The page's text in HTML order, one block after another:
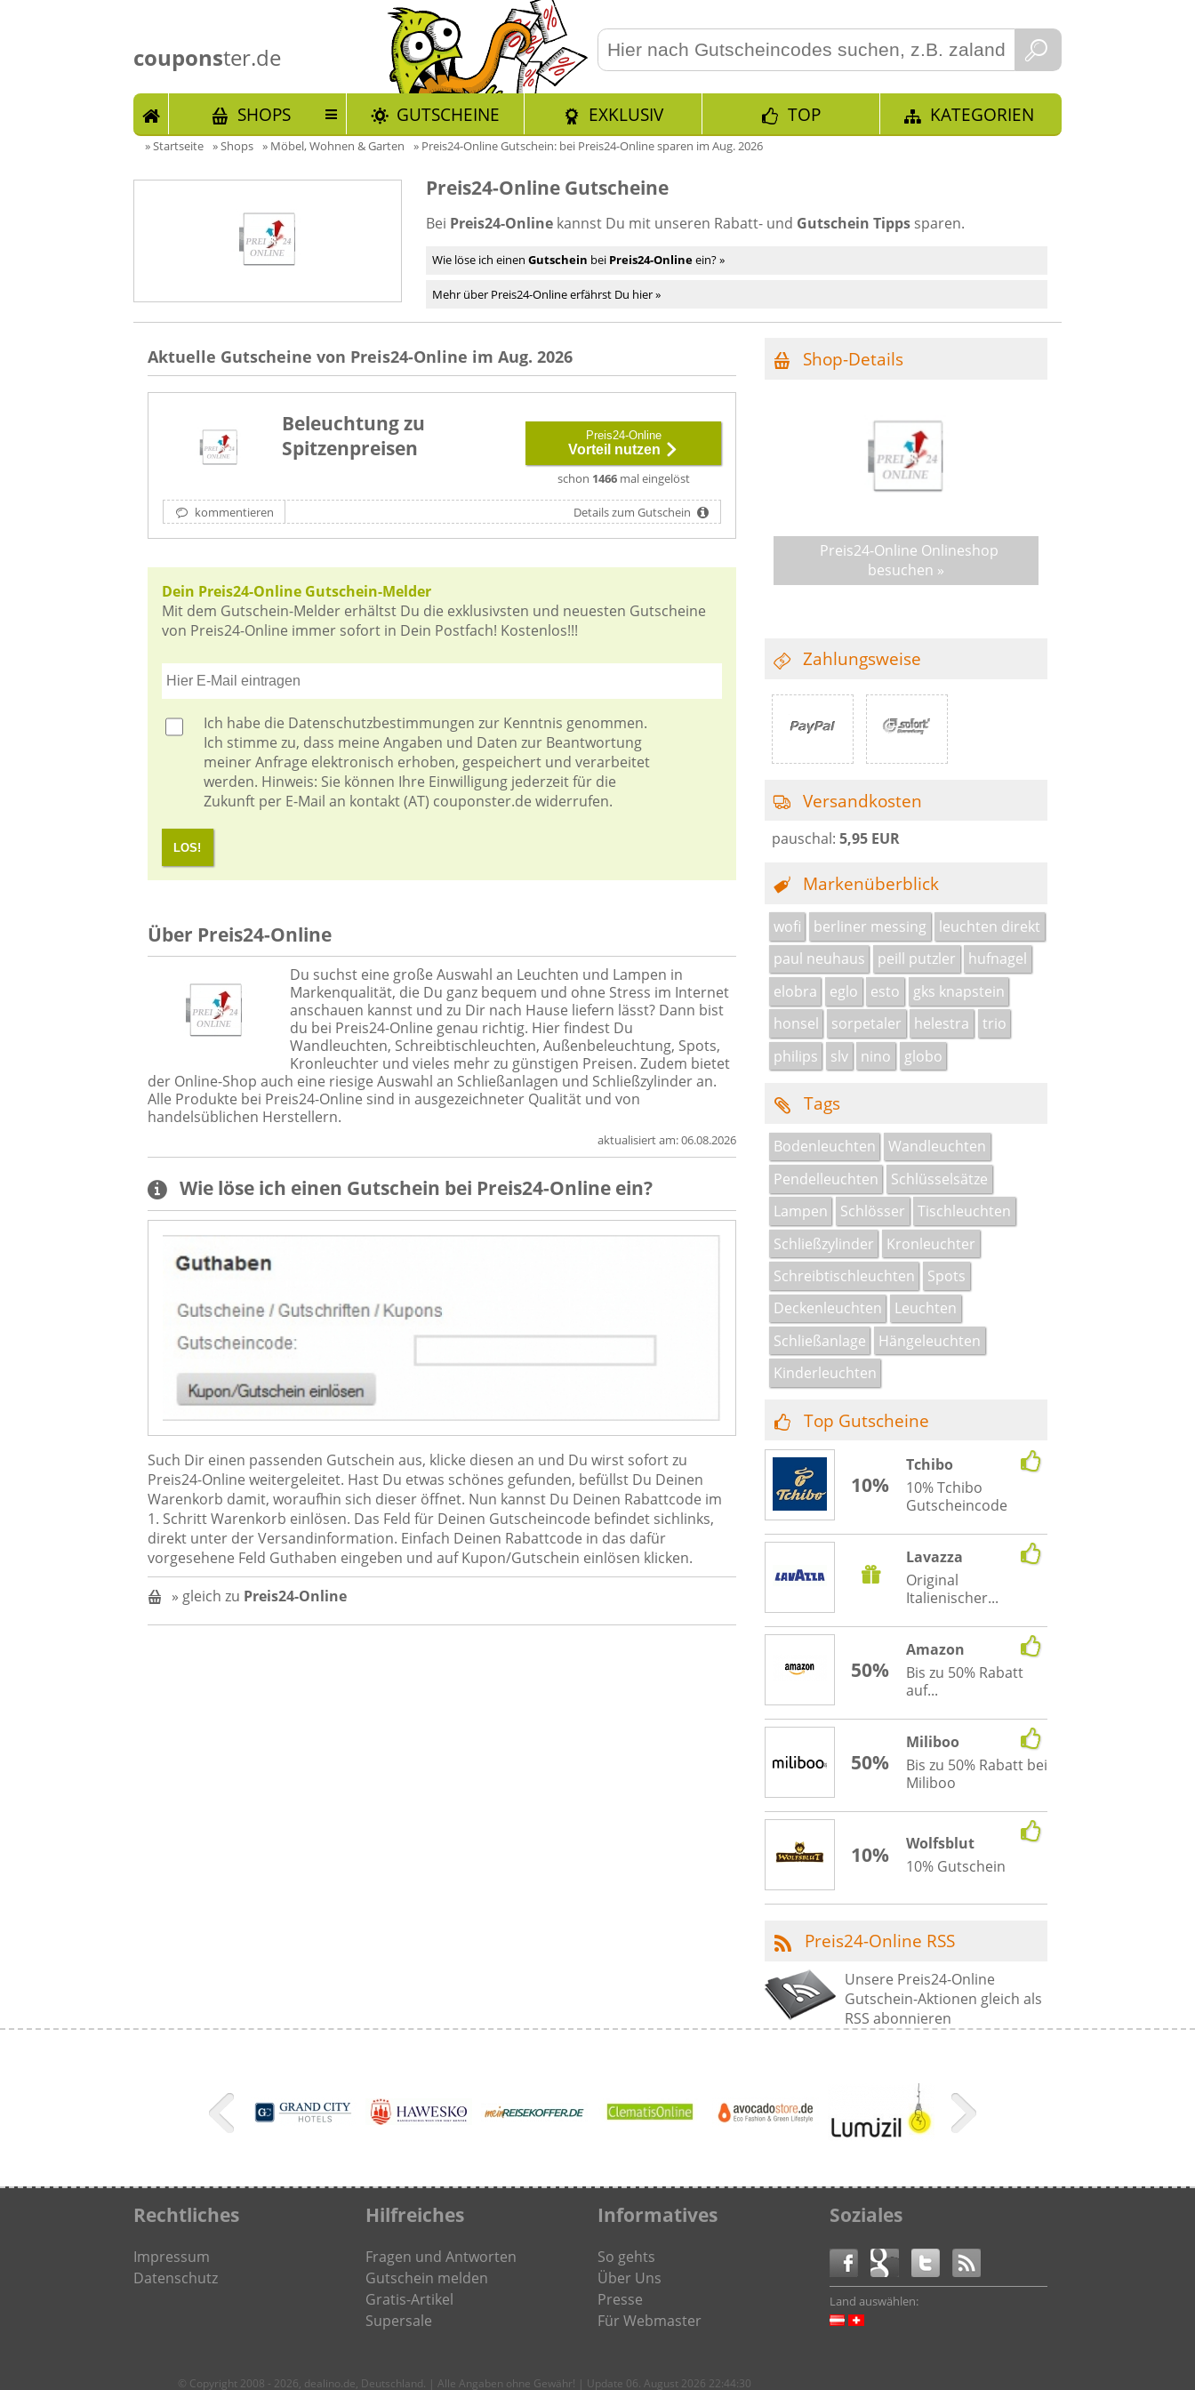
couponster.de
START SHOPS GUTSCHEINE EXKLUSIV TOP KATEGORIEN
»Startseite »Shops » Möbel, Wohnen & Garten » Preis24-Online Gutschein: bei Preis24-Online sparen im Aug. 2026
Preis24-Online Gutscheine
Bei Preis24-Online kannst Du mit unseren Rabatt- und Gutschein Tipps sparen.
Wie löse ich einen Gutschein bei Preis24-Onlineein? »
Mehr über Preis24-Online erfährst Du hier »
Aktuelle Gutscheine von Preis24-Online im Aug. 2026
Beleuchtung zu
Spitzenpreisen
Preis24-Online
Vorteil nutzen
schon 1466mal eingelöst
kommentieren Details zum Gutschein
Dein Preis24-Online Gutschein-Melder
Mit dem Gutschein-Melder erhältst Du die exklusivsten und neuesten Gutscheine
von Preis24-Online immer sofort in Dein Postfach! Kostenlos!!!
Ich habe die Datenschutzbestimmungen zur Kenntnis genommen.
Ich stimme zu, dass meine Angaben und Daten zur Beantwortung
meiner Anfrage elektronisch erhoben, gespeichert und verarbeitet
werden. Hinweis: Sie können Ihre Einwilligung jederzeit für die
Zukunft per E-Mail an kontakt (AT) couponster.de widerrufen.
LOS!
Über Preis24-Online
Du suchst eine große Auswahl an Leuchten und Lampen in
Markenqualität, die Du ganz bequem und ohne Stress im Internet
anschauen kannst und zu Dir nach Hause liefern lässt? Dann bist
du bei Preis24-Online genau richtig. Hier findest Du
Wandleuchten, Schreibtischleuchten, Außenbeleuchtung, Spots,
Kronleuchter und vieles mehr zu günstigen Preisen. Zudem bietet
der Online-Shop auch eine riesige Auswahl an Schließanlagen und Schließzylinder an.
Alle Produkte bei Preis24-Online sind in ausgezeichneter Qualität und von
handelsüblichen Herstellern.
aktualisiert am:06.08.2026
Wie löse ich einen Gutschein bei Preis24-Online ein?
Such Dir einen passenden Gutschein aus, klicke diesen an und Du wirst sofort zu
Preis24-Online weitergeleitet. Hast Du etwas schönes gefunden, befüllst Du Deinen
Warenkorb damit, woraufhin sich dieser öffnet. Nun kannst Du Deinen Rabattcode im
1. Schritt Warenkorb einlösen. Das Feld für Deinen Gutscheincode befindet sichlinks,
direkt unter der Versandinformation. Einfach Deinen Rabattcode in das dafür
vorgesehene Feld Guthaben eingeben und auf Kupon/Gutschein einlösen klicken.
» gleich zu Preis24-Online
Shop-Details
Preis24-Online Onlineshop
besuchen »
Zahlungsweise
Versandkosten
pauschal: 5,95 EUR
Markenüberblick
wofi berliner messing
leuchten direkt
paul neuhaus
peill putzler
hufnagel
elobra
eglo esto
gks knapstein
honsel
sorpetaler helestra
trio
philips
slv nino globo
Tags
Bodenleuchten
Wandleuchten
Pendelleuchten
Schlüsselsätze
Lampen
Schlösser
Tischleuchten
Schließzylinder
Kronleuchter
Schreibtischleuchten
Spots
Deckenleuchten
Leuchten
Schließanlage
Hängeleuchten
Kinderleuchten
Top Gutscheine
10%
Tchibo
10% Tchibo
Gutscheincode
Lavazza
Original
Italienischer...
50%
Amazon
Bis zu 50% Rabatt
auf...
50%
Miliboo
Bis zu 50% Rabatt bei
Miliboo
10%
Wolfsblut
10% Gutschein
Preis24-Online RSS
Unsere Preis24-Online
Gutschein-Aktionen gleich als
RSS abonnieren
Rechtliches
Impressum
Datenschutz
Hilfreiches
Fragen und Antworten
Gutschein melden
Gratis-Artikel
Supersale
Informatives
So gehts
Über Uns
Presse
Für Webmaster
Soziales
Land auswählen:
© Copyright 2008 - 2026, dealino.de, Deutschland. | Alle Angaben ohne Gewähr! | Update 06. August 2026 22:44:30